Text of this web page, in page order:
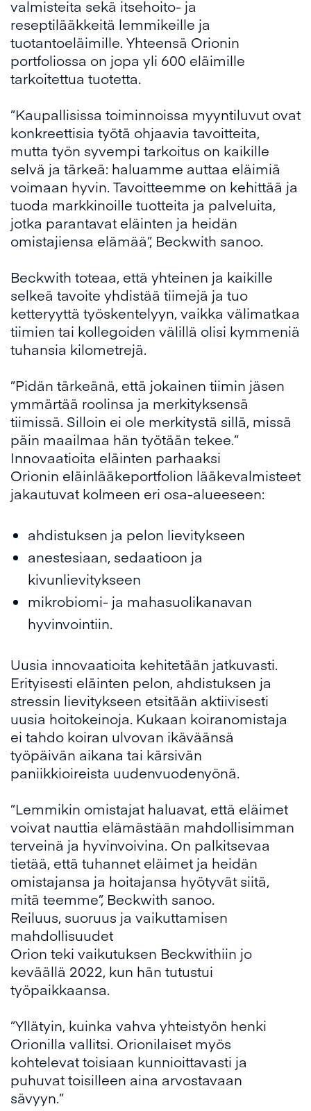
valmisteita sekä itsehoito- ja
reseptilääkkeitä lemmikeille ja
tuotantoeläimille. Yhteensä Orionin
portfoliossa on jopa yli 600 eläimille
tarkoitettua tuotetta.
”Kaupallisissa toiminnoissa myyntiluvut ovat
konkreettisia työtä ohjaavia tavoitteita,
mutta työn syvempi tarkoitus on kaikille
selvä ja tärkeä: haluamme auttaa eläimiä
voimaan hyvin. Tavoitteemme on kehittää ja
tuoda markkinoille tuotteita ja palveluita,
jotka parantavat eläinten ja heidän
omistajiensa elämää”, Beckwith sanoo.
Beckwith toteaa, että yhteinen ja kaikille
selkeä tavoite yhdistää tiimejä ja tuo
ketteryyttä työskentelyyn, vaikka välimatkaa
tiimien tai kollegoiden välillä olisi kymmeniä
tuhansia kilometrejä.
”Pidän tärkeänä, että jokainen tiimin jäsen
ymmärtää roolinsa ja merkityksensä
tiimissä. Silloin ei ole merkitystä sillä, missä
päin maailmaa hän työtään tekee.”
Innovaatioita eläinten parhaaksi
Orionin eläinlääkeportfolion lääkevalmisteet
jakautuvat kolmeen eri osa-alueeseen:
ahdistuksen ja pelon lievitykseen
anestesiaan, sedaatioon ja
kivunlievitykseen
mikrobiomi- ja mahasuolikanavan
hyvinvointiin.
Uusia innovaatioita kehitetään jatkuvasti.
Erityisesti eläinten pelon, ahdistuksen ja
stressin lievitykseen etsitään aktiivisesti
uusia hoitokeinoja. Kukaan koiranomistaja
ei tahdo koiran ulvovan ikäväänsä
työpäivän aikana tai kärsivän
paniikkioireista uudenvuodenyönä.
”Lemmikin omistajat haluavat, että eläimet
voivat nauttia elämästään mahdollisimman
terveinä ja hyvinvoivina. On palkitsevaa
tietää, että tuhannet eläimet ja heidän
omistajansa ja hoitajansa hyötyvät siitä,
mitä teemme”, Beckwith sanoo.
Reiluus, suoruus ja vaikuttamisen
mahdollisuudet
Orion teki vaikutuksen Beckwithiin jo
keväällä 2022, kun hän tutustui
työpaikkaansa.
”Yllätyin, kuinka vahva yhteistyön henki
Orionilla vallitsi. Orionilaiset myös
kohtelevat toisiaan kunnioittavasti ja
puhuvat toisilleen aina arvostavaan
sävyyn.”